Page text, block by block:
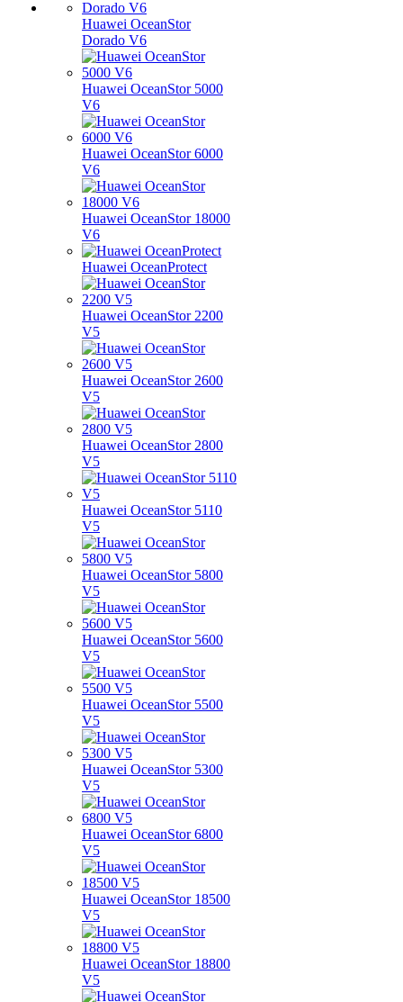
Huawei OceanStor
Dorado V6
Huawei OceanStor 5000
V6
Huawei OceanStor 6000
V6
Huawei OceanStor 18000
V6
Huawei OceanProtect
Huawei OceanStor 2200
V5
Huawei OceanStor 2600
V5
Huawei OceanStor 2800
V5
Huawei OceanStor 5110
V5
Huawei OceanStor 5800
V5
Huawei OceanStor 5600
V5
Huawei OceanStor 5500
V5
Huawei OceanStor 5300
V5
Huawei OceanStor 6800
V5
Huawei OceanStor 18500
V5
Huawei OceanStor 18800
V5